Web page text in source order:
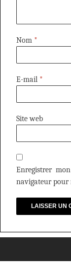
Nom *
E-mail *
Site web
Enregistrer
navigateur pour